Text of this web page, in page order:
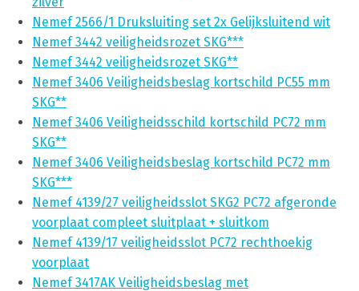
Nemef 2566/1 Druksluiting set 2x Gelijksluitend wit
Nemef 3442 veiligheidsrozet SKG***
Nemef 3442 veiligheidsrozet SKG**
Nemef 3406 Veiligheidsbeslag kortschild PC55 mm
SKG**
Nemef 3406 Veiligheidsschild kortschild PC72 mm
SKG**
Nemef 3406 Veiligheidsbeslag kortschild PC72 mm
SKG***
Nemef 4139/27 veiligheidsslot SKG2 PC72 afgeronde
voorplaat compleet sluitplaat + sluitkom
Nemef 4139/17 veiligheidsslot PC72 rechthoekig
voorplaat
Nemef 3417AK Veiligheidsbeslag met